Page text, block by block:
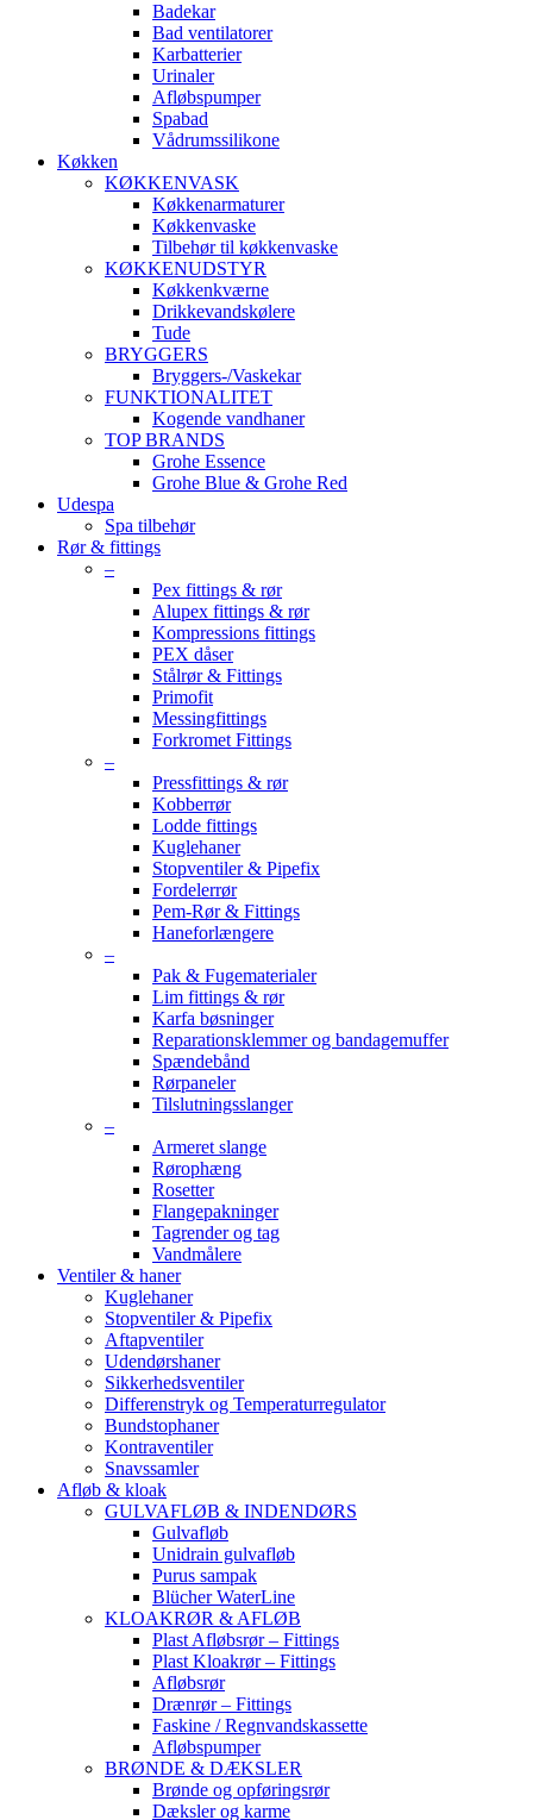
Badekar
Bad ventilatorer
Karbatterier
Urinaler
Afløbspumper
Spabad
Vådrumssilikone
Køkken
KØKKENVASK
Køkkenarmaturer
Køkkenvaske
Tilbehør til køkkenvaske
KØKKENUDSTYR
Køkkenkværne
Drikkevandskølere
Tude
BRYGGERS
Bryggers-/Vaskekar
FUNKTIONALITET
Kogende vandhaner
TOP BRANDS
Grohe Essence
Grohe Blue & Grohe Red
Udespa
Spa tilbehør
Rør & fittings
–
Pex fittings & rør
Alupex fittings & rør
Kompressions fittings
PEX dåser
Stålrør & Fittings
Primofit
Messingfittings
Forkromet Fittings
–
Pressfittings & rør
Kobberrør
Lodde fittings
Kuglehaner
Stopventiler & Pipefix
Fordelerrør
Pem-Rør & Fittings
Haneforlængere
–
Pak & Fugematerialer
Lim fittings & rør
Karfa bøsninger
Reparationsklemmer og bandagemuffer
Spændebånd
Rørpaneler
Tilslutningsslanger
–
Armeret slange
Rørophæng
Rosetter
Flangepakninger
Tagrender og tag
Vandmålere
Ventiler & haner
Kuglehaner
Stopventiler & Pipefix
Aftapventiler
Udendørshaner
Sikkerhedsventiler
Differenstryk og Temperaturregulator
Bundstophaner
Kontraventiler
Snavssamler
Afløb & kloak
GULVAFLØB & INDENDØRS
Gulvafløb
Unidrain gulvafløb
Purus sampak
Blücher WaterLine
KLOAKRØR & AFLØB
Plast Afløbsrør – Fittings
Plast Kloakrør – Fittings
Afløbsrør
Drænrør – Fittings
Faskine / Regnvandskassette
Afløbspumper
BRØNDE & DÆKSLER
Brønde og opføringsrør
Dæksler og karme